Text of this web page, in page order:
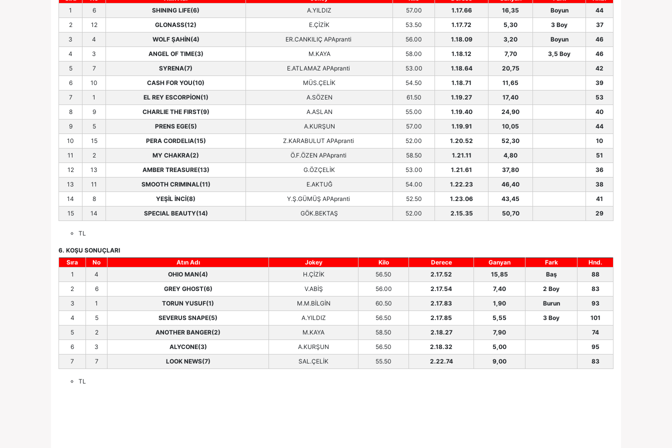
1
6 SHINING LIFE(6) A.YILDIZ 57.00 1.17.66 16,35 Boyun
44
2
12 GLONASS(12) E.ÇİZİK 53.50 1.17.72 5,30 3 Boy
37
3
4 WOLF ŞAHİN(4) ER.CANKILIÇ APApranti 56.00 1.18.09 3,20 Boyun
46
4
3 ANGEL OF TIME(3) M.KAYA 58.00 1.18.12 7,70 3,5 Boy
46
5
7 SYRENA(7) E.ATLAMAZ APApranti 53.00 1.18.64 20,75
42
6
10 CASH FOR YOU(10) MÜS.ÇELİK 54.50 1.18.71 11,65
39
7
1 EL REY ESCORPİON(1) A.SÖZEN 61.50 1.19.27 17,40
53
8
9 CHARLIE THE FIRST(9) A.ASLAN 55.00 1.19.40 24,90
40
9
5 PRENS EGE(5) A.KURŞUN 57.00 1.19.91 10,05
44
10
15 PERA CORDELIA(15) Z.KARABULUT APApranti 52.00 1.20.52 52,30
10
11
2 MY CHAKRA(2) Ö.F.ÖZEN APApranti 58.50 1.21.11 4,80
51
12
13 AMBER TREASURE(13) G.ÖZÇELİK 53.00 1.21.61 37,80
36
13
11 SMOOTH CRIMINAL(11) E.AKTUĞ 54.00 1.22.23 46,40
38
14
8 YEŞİL İNCİ(8) Y.Ş.GÜMÜŞ APApranti 52.50 1.23.06 43,45
41
15
14 SPECIAL BEAUTY(14) GÖK.BEKTAŞ 52.00 2.15.35 50,70 29
TL
6. KOŞU SONUÇLARI
Sıra
No Atın Adı Jokey Kilo Derece Ganyan Fark
Hnd.
1
4 OHIO MAN(4) H.ÇİZİK 56.50 2.17.52 15,85 Baş
88
2
6 GREY GHOST(6) V.ABİŞ 56.00 2.17.54 7,40 2 Boy
83
3
1 TORUN YUSUF(1) M.M.BİLGİN 60.50 2.17.83 1,90 Burun
93
4
5 SEVERUS SNAPE(5) A.YILDIZ 56.50 2.17.85 5,55 3 Boy
101
5
2 ANOTHER BANGER(2) M.KAYA 58.50 2.18.27 7,90
74
6
3 ALYCONE(3) A.KURŞUN 56.50 2.18.32 5,00
95
7
7 LOOK NEWS(7) SAL.ÇELİK 55.50 2.22.74 9,00 83
TL